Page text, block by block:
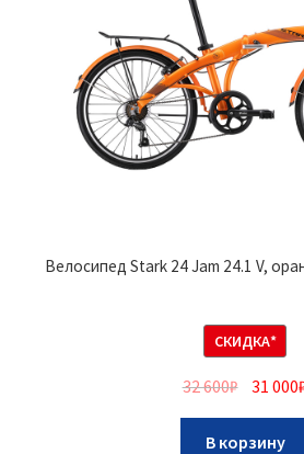
Велосипед Stark 24 Jam 24.1 V,
СКИДКА*
32 600₽ 31 000
В корзину